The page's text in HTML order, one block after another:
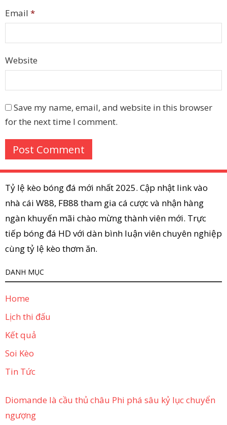
Email *
Website
Save my name, email, and website in this browser
for the next time I comment.
Tỷ lệ kèo bóng đá mới nhất 2025. Cập nhật link vào
nhà cái W88, FB88 tham gia cá cược và nhận hàng
ngàn khuyến mãi chào mừng thành viên mới. Trực
tiếp bóng đá HD với dàn bình luận viên chuyên nghiệp
cùng tỷ lệ kèo thơm ăn.
DANH MỤC
Home
Lịch thi đấu
Kết quả
Soi Kèo
Tin Tức
Diomande là cầu thủ châu Phi phá sâu kỷ lục chuyển
ngượng